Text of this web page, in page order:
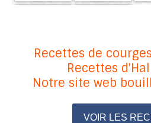
Recettes de
Recettes
Notre site web
VOIR LES